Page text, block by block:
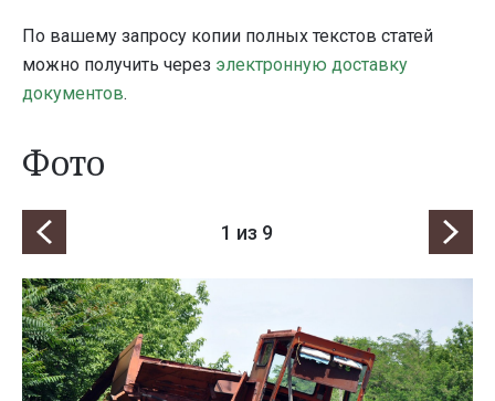
По вашему запросу копии полных текстов статей
можно получить через электронную доставку
документов.
Фото
1 из 9